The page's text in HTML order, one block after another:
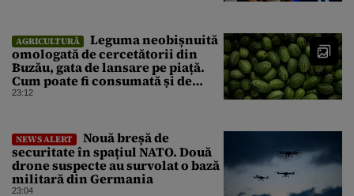
AGRICULTURĂ
Leguma neobișnuită
omologată de cercetătorii din
Buzău, gata de lansare pe piață.
Cum poate fi consumată și de
unde provine soiul
23:12
NEWS ALERT
Nouă breșă de
securitate în spațiul NATO. Două
drone suspecte au survolat o bază
militară din Germania
23:04